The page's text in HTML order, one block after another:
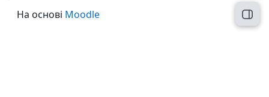
На основі Moodle